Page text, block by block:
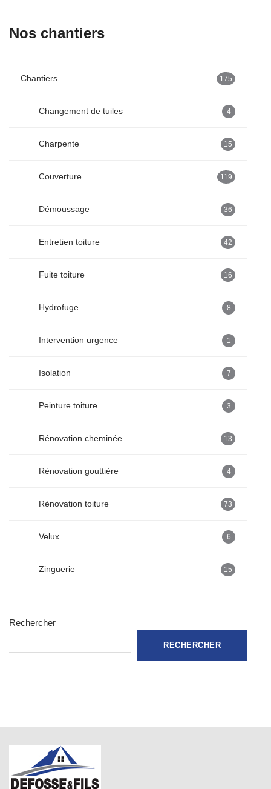
Nos chantiers
Chantiers 175
Changement de tuiles 4
Charpente 15
Couverture 119
Démoussage 36
Entretien toiture 42
Fuite toiture 16
Hydrofuge 8
Intervention urgence 1
Isolation 7
Peinture toiture 3
Rénovation cheminée 13
Rénovation gouttière 4
Rénovation toiture 73
Velux 6
Zinguerie 15
Rechercher
RECHERCHER